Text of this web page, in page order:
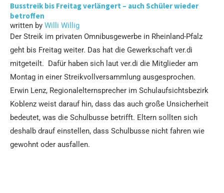
Busstreik bis Freitag verlängert – auch Schüler wieder
betroffen
written by Willi Willig
Der Streik im privaten Omnibusgewerbe in Rheinland-Pfalz
geht bis Freitag weiter. Das hat die Gewerkschaft ver.di
mitgeteilt. Dafür haben sich laut ver.di die Mitglieder am
Montag in einer Streikvollversammlung ausgesprochen.
Erwin Lenz, Regionalelternsprecher im Schulaufsichtsbezirk
Koblenz weist darauf hin, dass das auch große Unsicherheit
bedeutet, was die Schulbusse betrifft. Eltern sollten sich
deshalb drauf einstellen, dass Schulbusse nicht fahren wie
gewohnt oder ausfallen.